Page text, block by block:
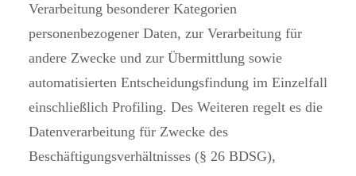
Verarbeitung besonderer Kategorien
personenbezogener Daten, zur Verarbeitung für
andere Zwecke und zur Übermittlung sowie
automatisierten Entscheidungsfindung im Einzelfall
einschließlich Profiling. Des Weiteren regelt es die
Datenverarbeitung für Zwecke des
Beschäftigungsverhältnisses (§ 26 BDSG),